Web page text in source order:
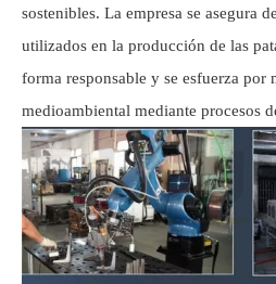
sostenibles. La empresa se asegura
utilizados en la producción de las
forma responsable y se esfuerza por
medioambiental mediante procesos